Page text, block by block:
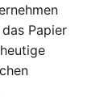
Papier